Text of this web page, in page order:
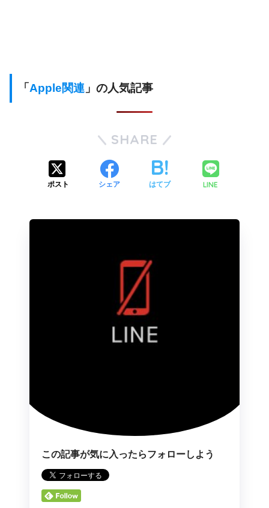
「 Apple関連 」の人気記事
SHARE
ポスト シェア はてブ LINE
この記事が気に入ったらフォローしよう